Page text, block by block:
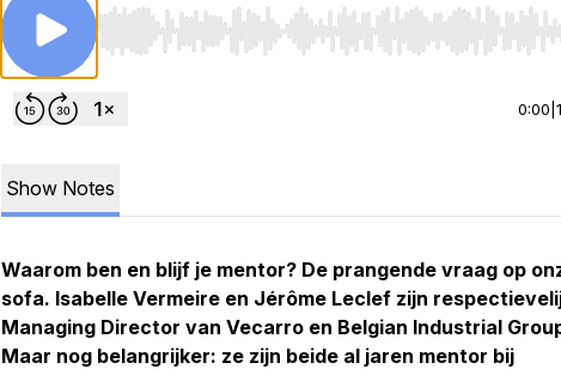
Use Left/Right to seek, Home/End to jump to start or
0:00
Show Notes
Waarom ben en blijf je mentor? De prangende vraag op
sofa. Isabelle Vermeire en Jérôme Leclef zijn
Managing Director van Vecarro en Belgian Industrial
Maar nog belangrijker: ze zijn beide al jaren mentor bij